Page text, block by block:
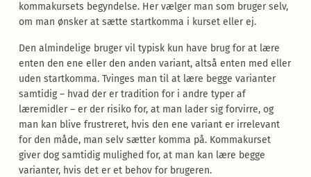
kommakursets begyndelse. Her vælger man som bruger selv,
om man ønsker at sætte startkomma i kurset eller ej.
Den almindelige bruger vil typisk kun have brug for at lære
enten den ene eller den anden variant, altså enten med eller
uden startkomma. Tvinges man til at lære begge varianter
samtidig – hvad der er tradition for i andre typer af
læremidler – er der risiko for, at man lader sig forvirre, og
man kan blive frustreret, hvis den ene variant er irrelevant
for den måde, man selv sætter komma på. Kommakurset
giver dog samtidig mulighed for, at man kan lære begge
varianter, hvis det er et behov for brugeren.